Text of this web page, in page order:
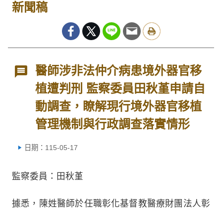
新聞稿
醫師涉非法仲介病患境外器官移
植遭判刑 監察委員田秋堇申請自
動調查，瞭解現行境外器官移植
管理機制與行政調查落實情形
日期：115-05-17
監察委員：田秋堇
據悉，陳姓醫師於任職彰化基督教醫療財團法人彰